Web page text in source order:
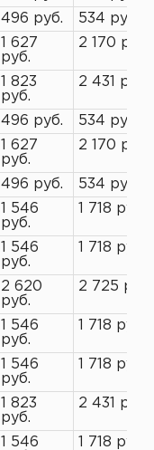
496 руб.
534 руб.
1 627
руб.
2 170 руб.
1 823
руб.
2 431 руб.
496 руб.
534 руб.
1 627
руб.
2 170 руб.
496 руб.
534 руб.
1 546
руб.
1 718 руб.
1 546
руб.
1 718 руб.
2 620
руб.
2 725 руб.
1 546
руб.
1 718 руб.
1 546
руб.
1 718 руб.
1 823
руб.
2 431 руб.
1 546
1 718 руб.